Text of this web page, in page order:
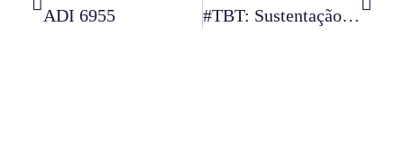
ADI 6955 #TBT: Sustentação Oral Do Sócio Samuel Mezzalira No STJ